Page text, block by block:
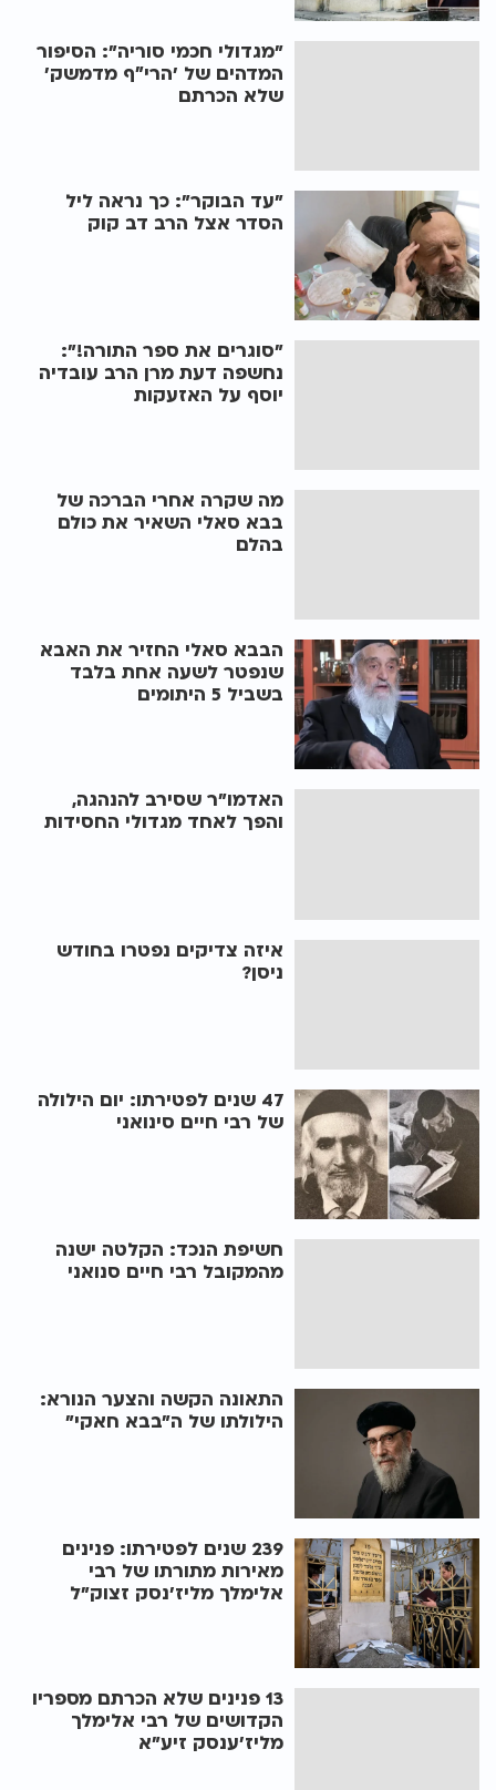
"מגדולי חכמי סוריה": הסיפור
המדהים של 'הרי״ף מדמשק'
שלא הכרתם
"עד הבוקר": כך נראה ליל
הסדר אצל הרב דב קוק
"סוגרים את ספר התורה!":
נחשפה דעת מרן הרב עובדיה
יוסף על האזעקות
מה שקרה אחרי הברכה של
בבא סאלי השאיר את כולם
בהלם
הבבא סאלי החזיר את האבא
שנפטר לשעה אחת בלבד
בשביל 5 היתומים
האדמו"ר שסירב להנהגה,
והפך לאחד מגדולי החסידות
איזה צדיקים נפטרו בחודש
ניסן?
47 שנים לפטירתו: יום הילולה
של רבי חיים סינואני
חשיפת הנכד: הקלטה ישנה
מהמקובל רבי חיים סנואני
התאונה הקשה והצער הנורא:
הילולתו של ה"בבא חאקי"
239 שנים לפטירתו: פנינים
מאירות מתורתו של רבי
אלימלך מליז'נסק זצוק"ל
13 פנינים שלא הכרתם מספריו
הקדושים של רבי אלימלך
מליז'ענסק זיע"א